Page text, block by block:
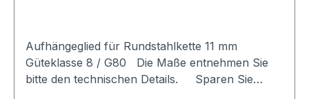
Aufhängeglied für Rundstahlkette 11 mm
Güteklasse 8 / G80 Die Maße entnehmen Sie
bitte den technischen Details. Sparen Sie